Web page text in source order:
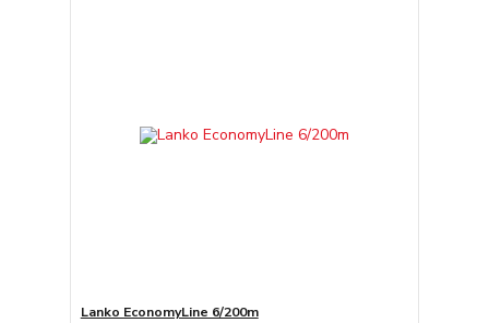
Lanko EconomyLine 6/200m